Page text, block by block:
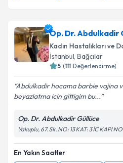
Op. Dr. Abdulkadir
Kadın Hastalıkları ve
İstanbul, Bağcılar
5 (111 Değerlendirme)
Abdulkadir hocama barbie vajina
beyazlatma icin gittigim bu...
Op. Dr. Abdulkadir Güllüce
Yakuplu, 67. Sk. NO: 13 KAT: 3 İC KAPI
En Yakın Saatler